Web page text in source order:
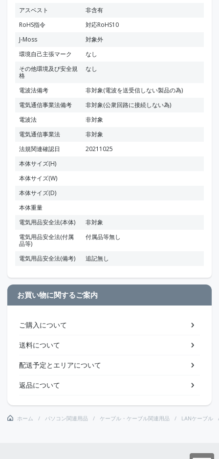
アスベスト
非含有
RoHS指令
対応RoHS10
J-Moss
対象外
環境自己主張マーク
なし
その他環境及び安全規
格
なし
電波法備考
非対象(電波を送受信しない製品の為)
電気通信事業法備考
非対象(公衆回路に接続しない為)
電波法
非対象
電気通信事業法
非対象
法規関連確認日
20211025
本体サイズ(H)
本体サイズ(W)
本体サイズ(D)
本体重量
電気用品安全法(本体)
非対象
電気用品安全法(付属
品等)
付属品等無し
電気用品安全法(備考) 追記無し
お買い物に関するご案内
ご購入について
送料について
配送予定とエリアについて
返品について
ホーム パソコン関連用品 ケーブル・ケーブル関連用品 LANケーブル